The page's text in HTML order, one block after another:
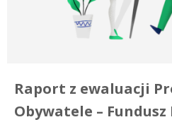
Raport z ewaluacji
Obywatele –